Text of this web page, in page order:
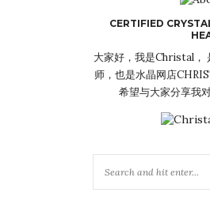
CERTIFIED
大家好，我是Christal，
师，也是水晶网店
希望与大家分享我